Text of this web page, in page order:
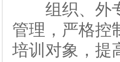
组织、外专
管理，严格控
培训对象，提